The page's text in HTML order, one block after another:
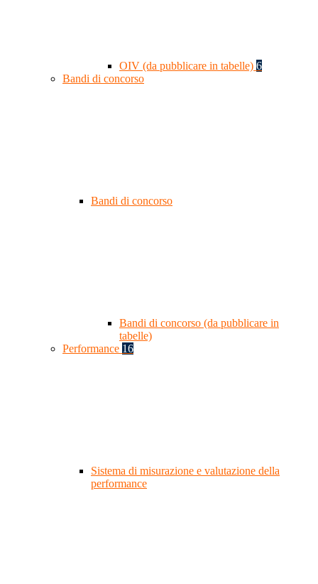
OIV (da pubblicare in tabelle) 6
Bandi di concorso
Bandi di concorso
Bandi di concorso (da pubblicare in
tabelle)
Performance 16
Sistema di misurazione e valutazione della
performance